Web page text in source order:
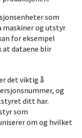
som
maskiner og utstyr
for eksempel
at dataene blir
det viktig å
ummer, og
ditt har.
som
om og hvilket